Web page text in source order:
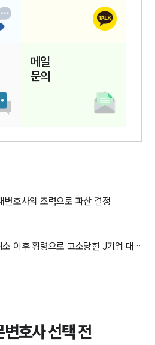
메일
문의
변호사의 조력으로 파산 결정
업무상배임죄 사례 | 합병 취소 이후 횡령으로 고소당한 J기업 대표이사 불기소
호사 선택 전